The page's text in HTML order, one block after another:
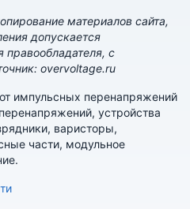
материалов сайта,
допускается
правообладателя, с
overvoltage.ru
импульсных перенапряжений
устройства
варисторы,
части, модульное